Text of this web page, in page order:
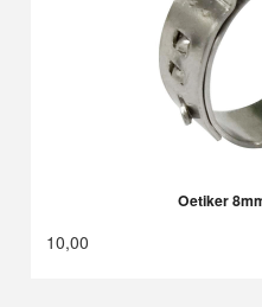
Oetiker
10,00